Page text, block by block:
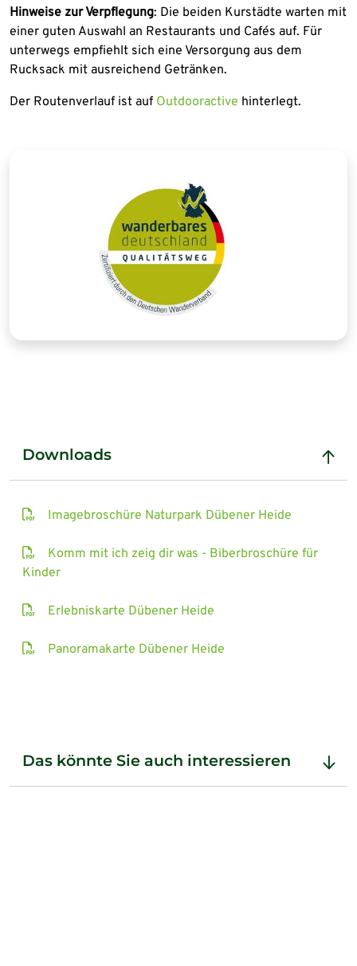
Hinweise zur Verpflegung: Die beiden Kurstädte warten mit
einer guten Auswahl an Restaurants und Cafés auf. Für
unterwegs empfiehlt sich eine Versorgung aus dem
Rucksack mit ausreichend Getränken.
Der Routenverlauf ist auf Outdooractive hinterlegt.
Downloads
Imagebroschüre Naturpark Dübener Heide
Komm mit ich zeig dir was - Biberbroschüre für
Kinder
Erlebniskarte Dübener Heide
Panoramakarte Dübener Heide
Das könnte Sie auch interessieren